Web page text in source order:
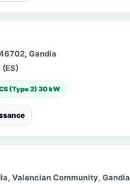
Gandia
(Type 2) 30 kW
Valencian Community, Gandia